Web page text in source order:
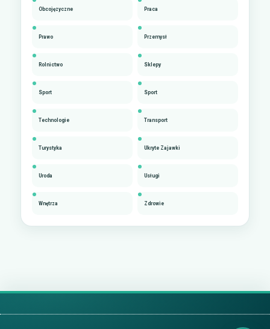
Obcojęzyczne Praca
Prawo Przemysł
Rolnictwo Sklepy
Sport Sport
Technologie Transport
Turystyka Ukryte Zajawki
Uroda Usługi
Wnętrza Zdrowie